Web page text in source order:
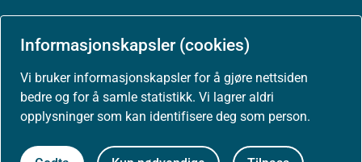
Informasjonskapsler (cookies)
Vi bruker informasjonskapsler for å gjøre nettsiden
bedre og for å samle statistikk. Vi lagrer aldri
opplysninger som kan identifisere deg som person.
Tilgjengelighetserklæring (uustatus.no)
Besøksstatistikk og informasjonskapsler